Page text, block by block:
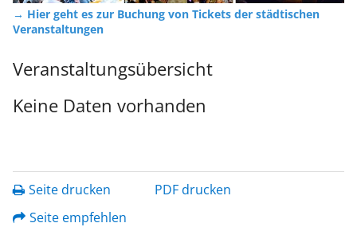
→ Hier geht es zur Buchung von Tickets der städtischen
Veranstaltungen
Veranstaltungsübersicht
Keine Daten vorhanden
Seite drucken
PDF drucken
Seite empfehlen